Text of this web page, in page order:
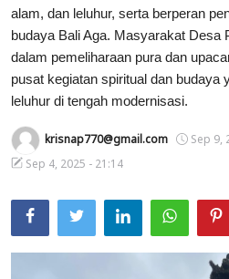
Seni
Kisah
Usadha
Indonesia
alam, dan leluhur, serta berperan
budaya Bali Aga. Masyarakat Desa
dalam pemeliharaan pura dan
pusat kegiatan spiritual dan budaya
leluhur di tengah modernisasi.
krisnap770@gmail.com
Sep 9,
Sep 4, 2025 - 21:14